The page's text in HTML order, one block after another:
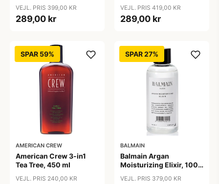
VEJL. PRIS 399,00 KR
289,00 kr
VEJL. PRIS 419,00 KR
289,00 kr
SPAR 59%
AMERICAN CREW
American Crew 3-in1
Tea Tree, 450 ml
VEJL. PRIS 240,00 KR
SPAR 27%
BALMAIN
Balmain Argan
Moisturizing Elixir, 100
VEJL. PRIS 379,00 KR